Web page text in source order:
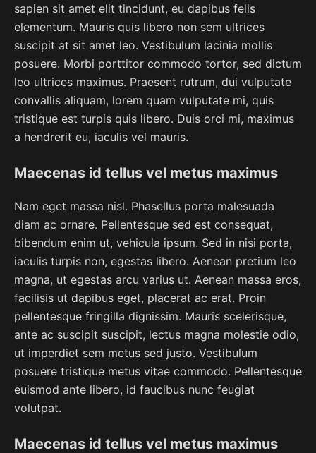
sapien sit amet elit tincidunt, eu dapibus felis
elementum. Mauris quis libero non sem ultrices
suscipit at sit amet leo. Vestibulum lacinia mollis
posuere. Morbi porttitor commodo tortor, sed dictum
leo ultrices maximus. Praesent rutrum, dui vulputate
convallis aliquam, lorem quam vulputate mi, quis
tristique est turpis quis libero. Duis orci mi, maximus
a hendrerit eu, iaculis vel mauris.
Maecenas id tellus vel metus maximus
Nam eget massa nisl. Phasellus porta malesuada
diam ac ornare. Pellentesque sed est consequat,
bibendum enim ut, vehicula ipsum. Sed in nisi porta,
iaculis turpis non, egestas libero. Aenean pretium leo
magna, ut egestas arcu varius ut. Aenean massa eros,
facilisis ut dapibus eget, placerat ac erat. Proin
pellentesque fringilla dignissim. Mauris scelerisque,
ante ac suscipit suscipit, lectus magna molestie odio,
ut imperdiet sem metus sed justo. Vestibulum
posuere tristique metus vitae commodo. Pellentesque
euismod ante libero, id faucibus nunc feugiat
volutpat.
Maecenas id tellus vel metus maximus